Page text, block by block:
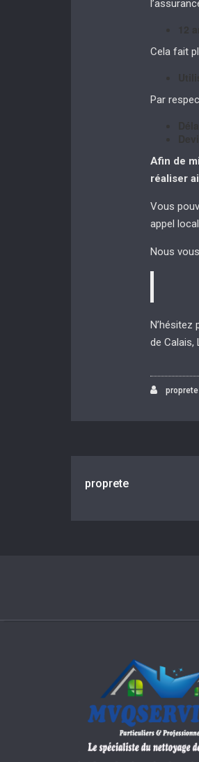
Cela fait
Par
Afin de
réaliser
Vous
appel
Nous
N’hésitez
de Calais,
proprete
proprete